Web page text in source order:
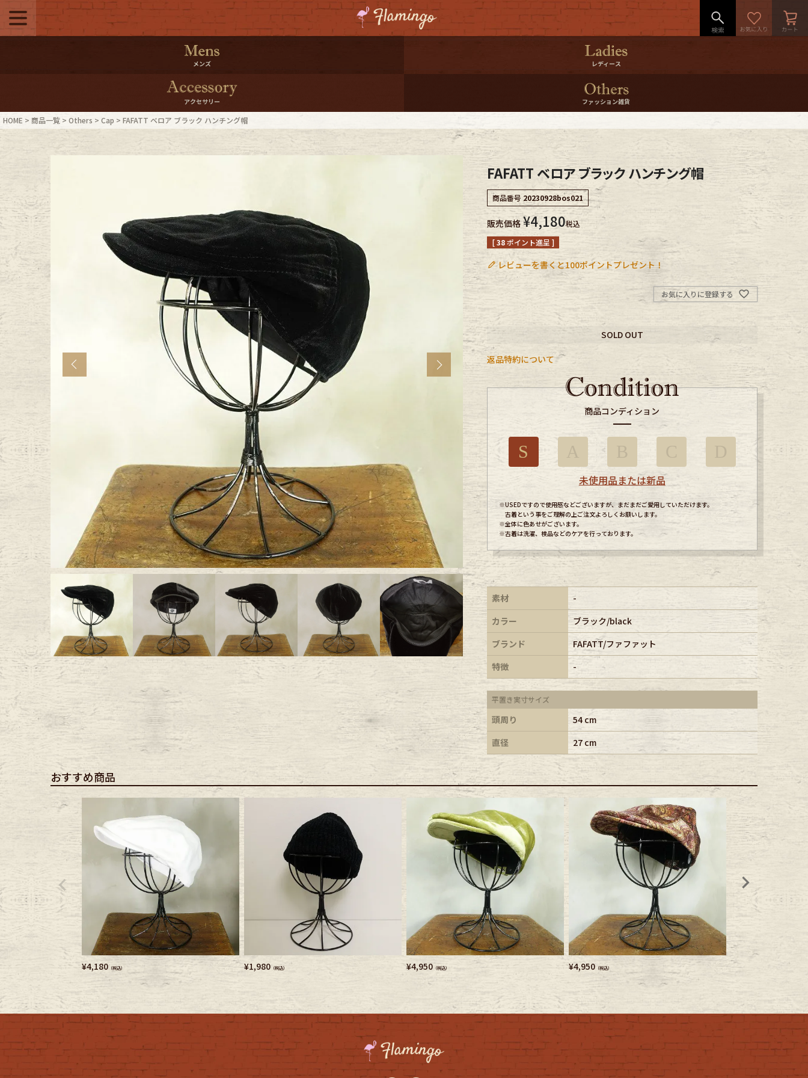
500pt＆10％Offクーポンプレゼント
10％0ffクーポンプレゼント
ログイン・会員登録 LINE ID連携
お気に入り マイページ
ご利用ガイド
店舗紹介 特集一覧
ブランドから探す スタッフコーディネート
年代から探す 古着卸DOCK
メンズ商品カテゴリーから探す
Outer
Fafatt
レディース商品カテゴリーから探す
Bottoms
Outer One Piece
Kidswear
小物・アクセサリーから探す
Bag Stall・Scarf
Accessory
antique goods
vintage bicycle
FAFATT
メンズ レディース
アクセサリー ファッション雑貨
HOME 商品一覧 Others Cap FAFATT ベロア ブラック ハンチング帽
Next
FAFATT ベロア ブラック ハンチング帽
商品番号 20230928bos021
販売価格 ¥4,180税込
[38ポイント進呈 ]
レビューを書くと100ポイントプレゼント！
お気に入りに登録する
SOLD OUT
返品特約について
商品コンディション
S
未使用品または新品
※USEDですので使用感などございますが、まだまだご愛用していただけます。
古着という事をご理解の上ご注文よろしくお願いします。
※全体に色あせがございます。
※古着は洗濯、検品などのケアを行っております。
素材
-
カラー
ブラック/black
ブランド
FAFATT/ファファット
特徴
-
平置き実寸サイズ
頭周り
54 cm
直径
27 cm
おすすめ商品
¥4,180 （税込） ¥1,980 （税込） ¥4,950 （税込） ¥4,950 （税込） ¥3,080